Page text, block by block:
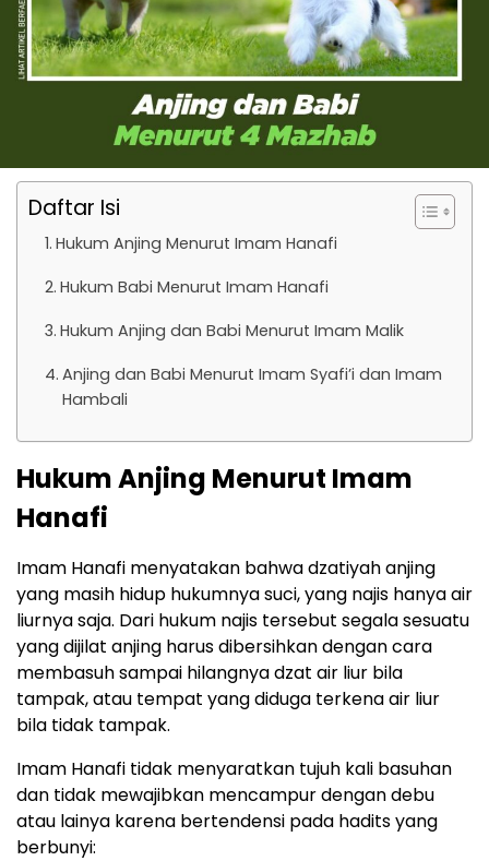
Daftar Isi
Hukum Anjing Menurut Imam Hanafi
Hukum Babi Menurut Imam Hanafi
Hukum Anjing dan Babi Menurut Imam Malik
Anjing dan Babi Menurut Imam Syafi’i dan Imam
Hambali
Hukum Anjing Menurut Imam
Hanafi
Imam Hanafi menyatakan bahwa dzatiyah anjing
yang masih hidup hukumnya suci, yang najis hanya air
liurnya saja. Dari hukum najis tersebut segala sesuatu
yang dijilat anjing harus dibersihkan dengan cara
membasuh sampai hilangnya dzat air liur bila
tampak, atau tempat yang diduga terkena air liur
bila tidak tampak.
Imam Hanafi tidak menyaratkan tujuh kali basuhan
dan tidak mewajibkan mencampur dengan debu
atau lainya karena bertendensi pada hadits yang
berbunyi: